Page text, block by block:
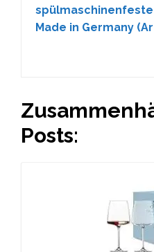
Made in Germany
Posts: